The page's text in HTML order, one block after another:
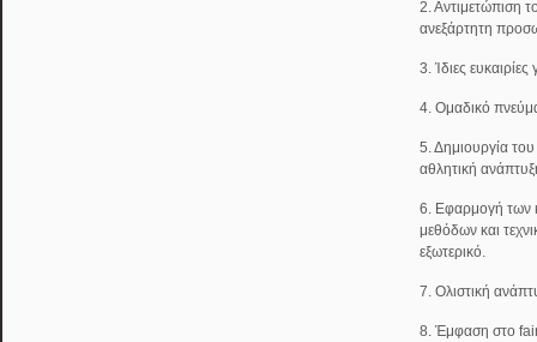
2. Αντιμετώπιση
ανεξάρτητη
3. Ίδιες
4. Ομαδικό
5. Δημιουργία
αθλητική
6. Εφαρμογή των
μεθόδων και
εξωτερικό.
7. Ολιστική
8. Έμφαση στο fair